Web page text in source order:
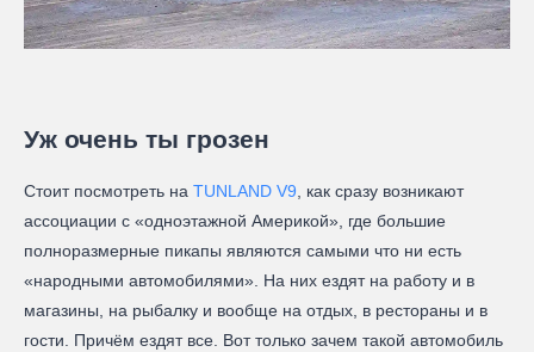
Уж очень ты грозен
Стоит посмотреть на TUNLAND V9, как сразу возникают
ассоциации с «одноэтажной Америкой», где большие
полноразмерные пикапы являются самыми что ни есть
«народными автомобилями». На них ездят на работу и в
магазины, на рыбалку и вообще на отдых, в рестораны и в
гости. Причём ездят все. Вот только зачем такой автомобиль